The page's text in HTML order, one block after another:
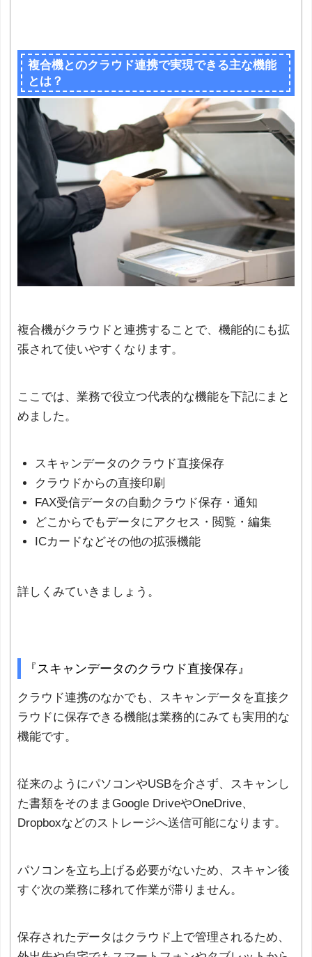
複合機とのクラウド連携で実現できる主な機能
とは？
複合機がクラウドと連携することで、機能的にも拡
張されて使いやすくなります。
ここでは、業務で役立つ代表的な機能を下記にまと
めました。
スキャンデータのクラウド直接保存
クラウドからの直接印刷
FAX受信データの自動クラウド保存・通知
どこからでもデータにアクセス・閲覧・編集
ICカードなどその他の拡張機能
詳しくみていきましょう。
『スキャンデータのクラウド直接保存』
クラウド連携のなかでも、スキャンデータを直接ク
ラウドに保存できる機能は業務的にみても実用的な
機能です。
従来のようにパソコンやUSBを介さず、スキャンし
た書類をそのままGoogle DriveやOneDrive、
Dropboxなどのストレージへ送信可能になります。
パソコンを立ち上げる必要がないため、スキャン後
すぐ次の業務に移れて作業が滞りません。
保存されたデータはクラウド上で管理されるため、